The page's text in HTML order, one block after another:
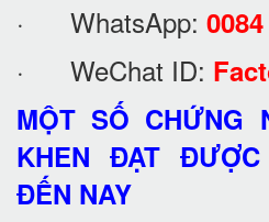
· WhatsApp:
· WeChat ID:
MỘT SỐ CHỨNG
KHEN ĐẠT
ĐẾN NAY